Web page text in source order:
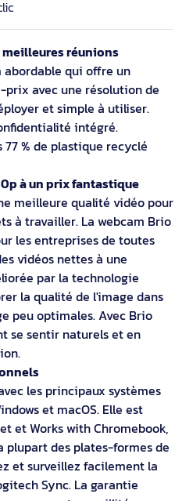
meilleures réunions
abordable qui offre un
avec une résolution de
et simple à utiliser.
intégré.
% de plastique recyclé
à un prix fantastique
meilleure qualité vidéo pour
à travailler. La webcam Brio
les entreprises de toutes
vidéos nettes à une
par la technologie
la qualité de l'image dans
peu optimales. Avec Brio
se sentir naturels et en
les principaux systèmes
et macOS. Elle est
et Works with Chromebook,
plupart des plates-formes de
et surveillez facilement la
Sync. La garantie